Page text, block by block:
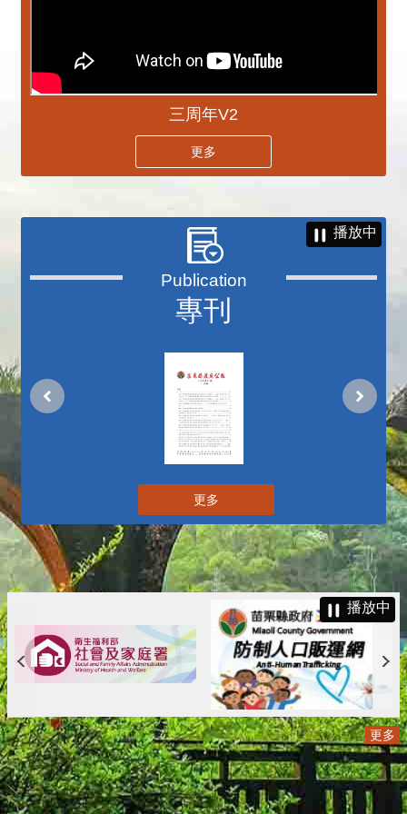
三周年V2
更多
專刊
播放中
更多
播放中
更多